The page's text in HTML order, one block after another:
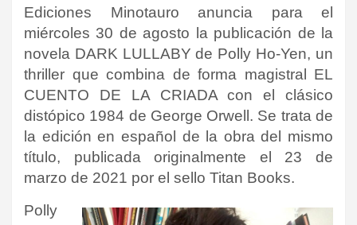
Ediciones Minotauro anuncia para el
miércoles 30 de agosto la publicación de la
novela DARK LULLABY de Polly Ho-Yen, un
thriller que combina de forma magistral EL
CUENTO DE LA CRIADA con el clásico
distópico 1984 de George Orwell. Se trata de
la edición en español de la obra del mismo
título, publicada originalmente el 23 de
marzo de 2021 por el sello Titan Books.
Polly